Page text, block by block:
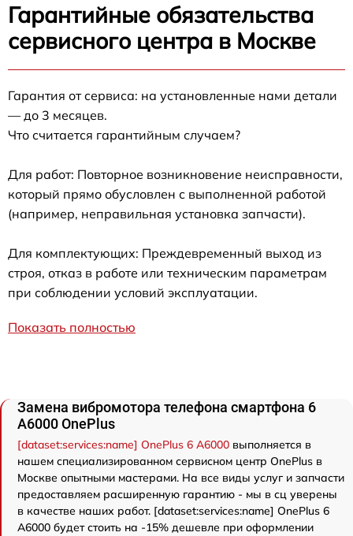
Гарантийные обязательства
сервисного центра в Москве
Гарантия от сервиса: на установленные нами детали
— до 3 месяцев.
Что считается гарантийным случаем?
Для работ: Повторное возникновение неисправности,
который прямо обусловлен с выполненной работой
(например, неправильная установка запчасти).
Для комплектующих: Преждевременный выход из
строя, отказ в работе или техническим параметрам
при соблюдении условий эксплуатации.
Показать полностью
Замена вибромотора телефона смартфона 6
A6000 OnePlus
[dataset:services:name] OnePlus 6 A6000 выполняется в
нашем специализированном сервисном центр OnePlus в
Москве опытными мастерами. На все виды услуг и запчасти
предоставляем расширенную гарантию - мы в сц уверены
в качестве наших работ. [dataset:services:name] OnePlus 6
A6000 будет стоить на -15% дешевле при оформлении